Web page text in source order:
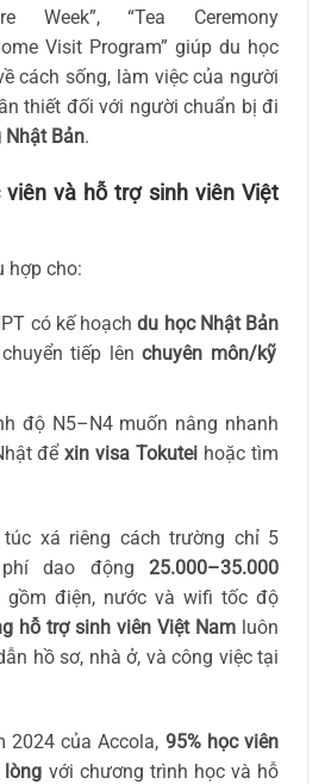
Week”, “Tea Ceremony
Visit Program” giúp du học
cách sống, làm việc của người
thiết đối với người chuẩn bị đi
Bản.
và hỗ trợ sinh viên Việt
hợp cho:
có kế hoạchdu học Nhật Bản
tiếp lênchuyên môn/kỹ
độ N5–N4 muốn nâng nhanh
đểxin visa Tokutei hoặc tìm
xá riêng cách trường chỉ 5
dao động 25.000–35.000
gồm điện, nước và wifi tốc độ
hỗ trợ sinh viên Việt Nam luôn
hồ sơ, nhà ở, và công việc tại
2024 của Accola, 95% học viên
với chương trình học và hỗ